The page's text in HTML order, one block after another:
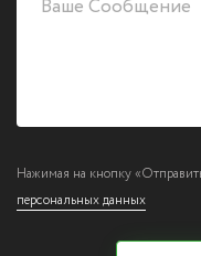
Нажимая на кнопку
персональных данных